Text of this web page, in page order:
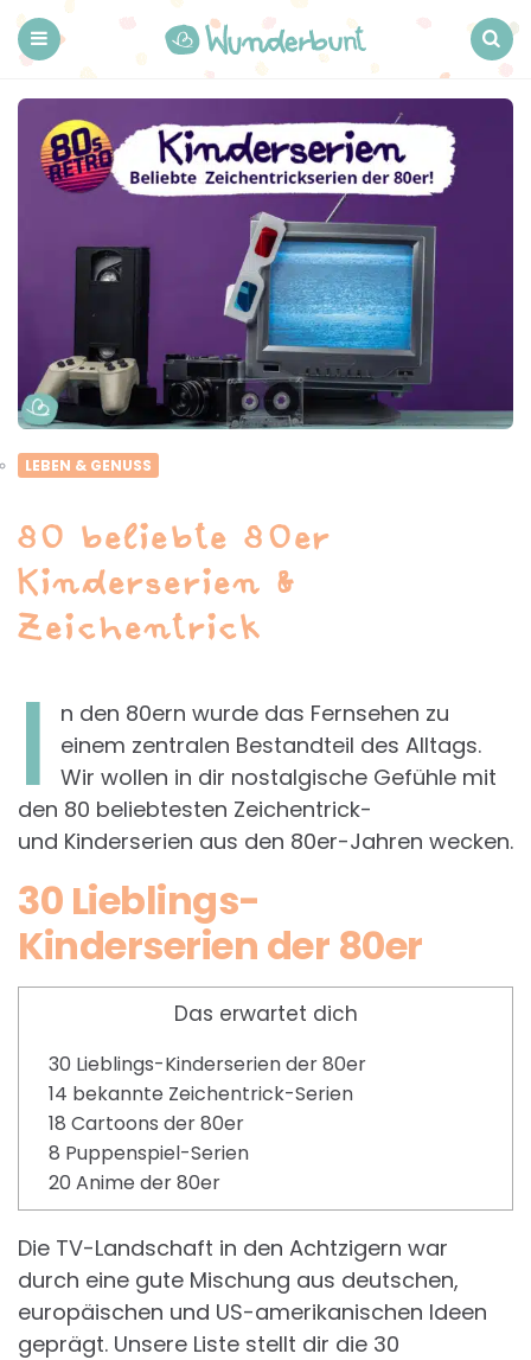
LEBEN & GENUSS
80 beliebte 80er
Kinderserien &
Zeichentrick
I
n den 80ern wurde das Fernsehen zu
einem zentralen Bestandteil des Alltags.
Wir wollen in dir nostalgische Gefühle mit
den 80 beliebtesten Zeichentrick-
und Kinderserien aus den 80er-Jahren wecken.
30 Lieblings-
Kinderserien der 80er
Das erwartet dich
30 Lieblings-Kinderserien der 80er
14 bekannte Zeichentrick-Serien
18 Cartoons der 80er
8 Puppenspiel-Serien
20 Anime der 80er
Die TV-Landschaft in den Achtzigern war
durch eine gute Mischung aus deutschen,
europäischen und US-amerikanischen Ideen
geprägt. Unsere Liste stellt dir die 30